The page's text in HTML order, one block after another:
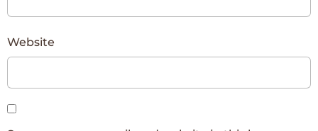
Website